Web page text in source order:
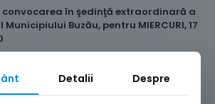
convocarea în şedinţă extraordinară a
Buzău, pentru MIERCURI, 17
Detalii Despre